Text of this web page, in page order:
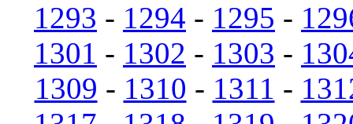
1293 - 1294 - 1295 -
1301 - 1302 - 1303 -
1309 - 1310 - 1311 -